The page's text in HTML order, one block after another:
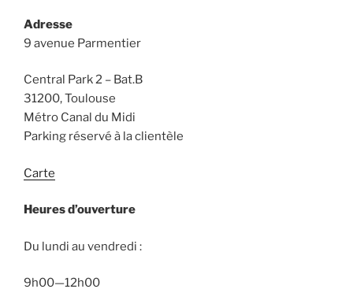
Adresse
9 avenue Parmentier
Central Park 2 – Bat.B
31200, Toulouse
Métro Canal du Midi
Parking réservé à la clientèle
Carte
Heures d’ouverture
Du lundi au vendredi :
9h00—12h00